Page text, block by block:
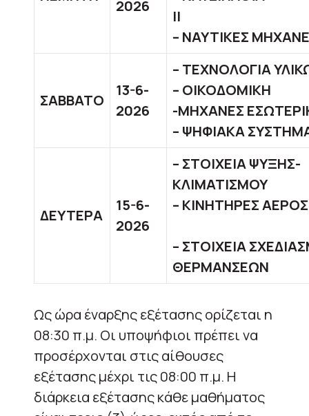
2026
– ΝΑΥΤΙΚΕΣ
ΣΑΒΒΑΤΟ
13-6-
2026
–
–
-ΜΗΧΑΝΕΣ
– ΨΗΦΙΑΚΑ
ΔΕΥΤΕΡΑ
15-6-
2026
– ΣΤΟΙΧΕΙΑ ΨΥΞΗΣ-
– ΚΙΝΗΤΗΡΕΣ
– ΣΤΟΙΧΕΙΑ
ΘΕΡΜΑΝΣΕΩΝ
Ως ώρα έναρξης εξέτασης ορίζεται η
08:30 π.μ. Οι υποψήφιοι πρέπει να
προσέρχονται στις αίθουσες
εξέτασης μέχρι τις 08:00 π.μ. Η
διάρκεια εξέτασης κάθε μαθήματος